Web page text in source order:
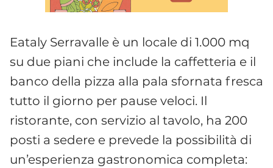
Eataly Serravalle è un locale di 1.000 mq
su due piani che include la caffetteria e il
banco della pizza alla pala sfornata fresca
tutto il giorno per pause veloci. Il
ristorante, con servizio al tavolo, ha 200
posti a sedere e prevede la possibilità di
un’esperienza gastronomica completa: